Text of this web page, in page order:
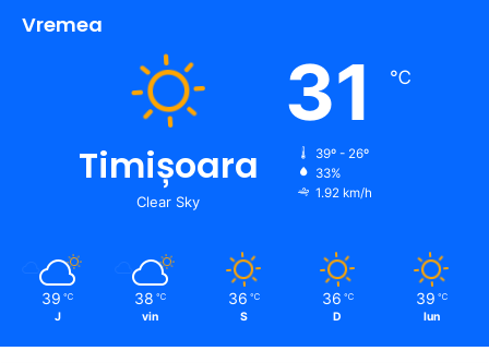
Vremea
Timișoara
Clear Sky
31 ℃
39º - 26º
33%
1.92 km/h
39 ℃
J
38 ℃
vin
36 ℃
S
36 ℃
D
39 ℃
lun